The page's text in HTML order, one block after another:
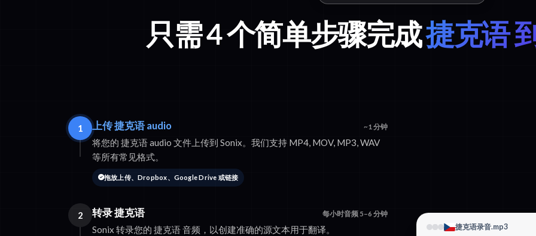
只需 4 个简单步骤完成捷克语
1 上传 捷克语 audio ~1 分钟
将您的 捷克语 audio 文件上传到 Sonix。我们支持 MP4, MOV, MP3, WAV
等所有常见格式。
拖放上传、Dropbox、Google Drive 或链接
2 转录 捷克语 每小时音频 5–6 分钟
Sonix 转录您的 捷克语 音频，以创建准确的源文本用于翻译。 捷克语录音.mp3